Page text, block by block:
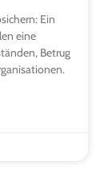
Ein
eine
Betrug